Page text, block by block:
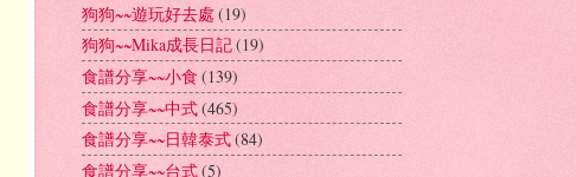
狗狗~~遊玩好去處 (19)
狗狗~~Mika成長日記(19)
食譜分享~~小食 (139)
食譜分享~~中式(465)
食譜分享~~日韓泰式(84)
食譜分享~~台式(5)